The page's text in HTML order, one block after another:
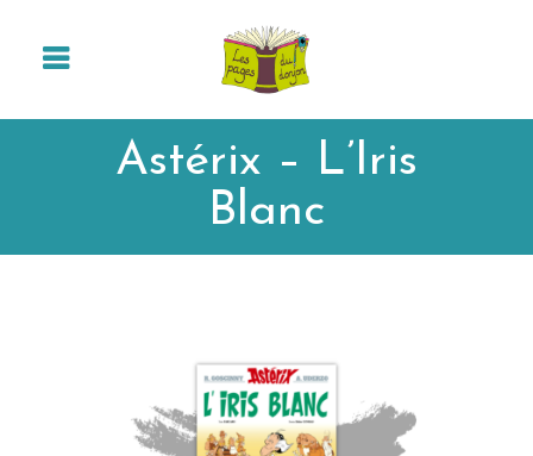
Astérix – L’Iris
Blanc